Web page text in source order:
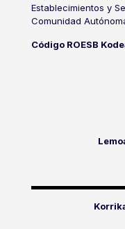
Establecimientos y
Comunidad
Código ROESB